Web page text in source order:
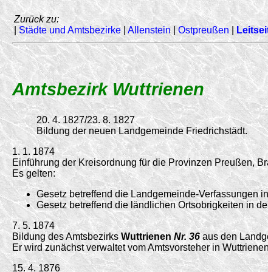
Zurück zu:
| Städte und Amtsbezirke|Allenstein |Ostpreußen
Amtsbezirk Wuttrienen
20. 4. 1827/23. 8. 1827
Bildung der neuen Landgemeinde Friedrichstädt.
1. 1. 1874
Einführung der Kreisordnung für die Provinzen Preußen,
Es gelten:
Gesetz betreffend die Landgemeinde-Verfassungen
Gesetz betreffend die ländlichen Ortsobrigkeiten in
7. 5. 1874
Bildung des Amtsbezirks WuttrienenNr. 36aus den
Er wird zunächst verwaltet vom Amtsvorsteher in
15. 4. 1876